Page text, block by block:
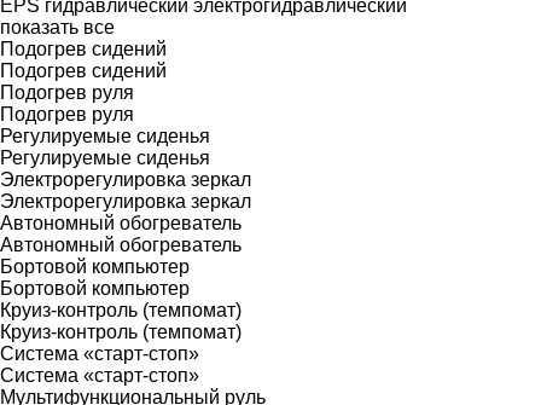
EPS гидравлический электрогидравлический
показать все
Подогрев сидений
Подогрев сидений
Подогрев руля
Подогрев руля
Регулируемые сиденья
Регулируемые сиденья
Электрорегулировка зеркал
Электрорегулировка зеркал
Автономный обогреватель
Автономный обогреватель
Бортовой компьютер
Бортовой компьютер
Круиз-контроль (темпомат)
Круиз-контроль (темпомат)
Система «старт-стоп»
Система «старт-стоп»
Мультифункциональный руль